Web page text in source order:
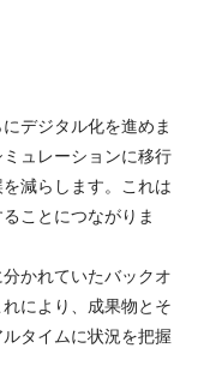
デジタル化を進めま
ュレーションに移行
減らします。これは
ことにつながりま
かれていたバックオ
により、成果物とそ
タイムに状況を把握